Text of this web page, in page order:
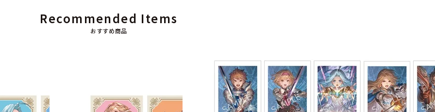
おすすめ商品
Recommended Items